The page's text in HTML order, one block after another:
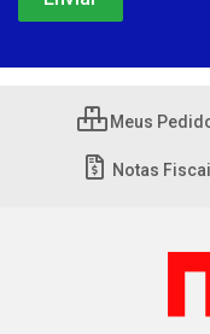
Meus
Notas